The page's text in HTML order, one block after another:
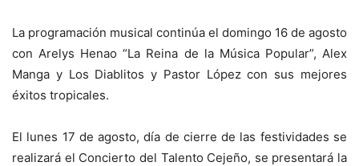
La programación musical continúa el domingo 16 de agosto
con Arelys Henao “La Reina de la Música Popular”, Alex
Manga y Los Diablitos y Pastor López con sus mejores
éxitos tropicales.
El lunes 17 de agosto, día de cierre de las festividades se
realizará el Concierto del Talento Cejeño, se presentará la